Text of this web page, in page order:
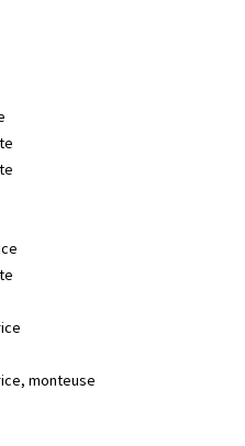
monteuse